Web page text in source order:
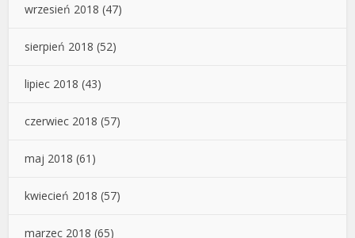
wrzesień 2018 (47)
sierpień 2018 (52)
lipiec 2018 (43)
czerwiec 2018 (57)
maj 2018 (61)
kwiecień 2018 (57)
marzec 2018 (65)